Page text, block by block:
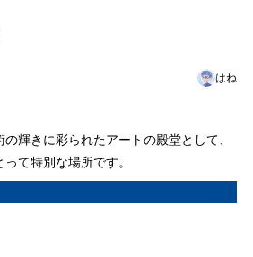
はね
輝きに彩られたアートの殿堂として、
て特別な場所です。